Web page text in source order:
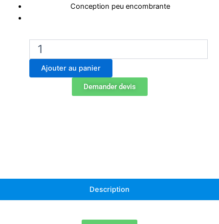
Conception peu encombrante
quantité
BA6196
Support
Ajouter au panier
Demander devis
Description